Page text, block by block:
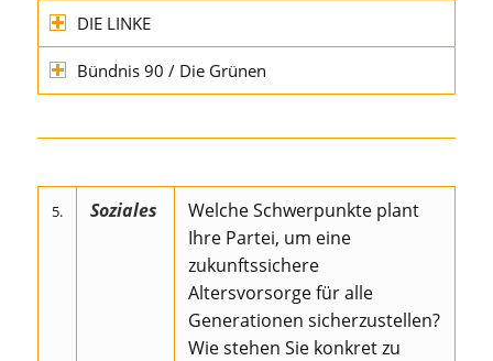
DIE LINKE
Bündnis 90 / Die Grünen
5. Soziales
Welche Schwerpunkte plant
Ihre Partei, um eine
zukunftssichere
Altersvorsorge für alle
Generationen sicherzustellen?
Wie stehen Sie konkret zu